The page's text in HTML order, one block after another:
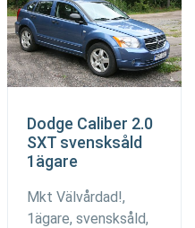
Dodge Caliber 2.0
SXT svensksåld
1ägare
Mkt Välvårdad!,
1ägare, svensksåld,